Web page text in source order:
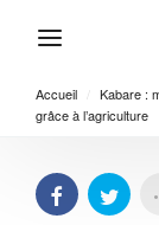
Accueil
Kabare :
grâce à l’agriculture